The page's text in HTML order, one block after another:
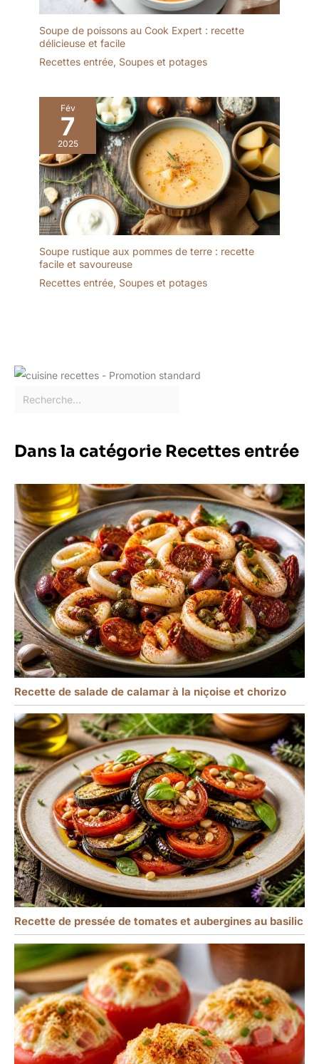
goût. La forme pratique
les rend empilables et le
trou dans la poignée
ce soit pour un usage
d'événements de
restauration, les cuillères
sont également idéales
pour présenter des
amuse-bouches, des
desserts ou des entrées.
Les cuillères à soupe
chinoises sont exquises
dans la fabrication et
peuvent être utilisées
dans différentes
maison, à l'hôtel ou au
tenir debout seules. Ils
micro-ondes, le four et le
sans cadmium et non
décoration】Ces cuillères
à ramen rétro adoptent
une technologie de
décoration, avec
différentes styles de
motifs floraux imprimés
sur la tête de la cuillère,
et entourés de bords
bruns, ne se décolorant
★【Cuillère
ensembles de cuillères à
surprendront et raviront
Soupe de poissons au Cook Expert : recette
délicieuse et facile
Recettes entrée, Soupes et potages
Fév
7
2025
Soupe rustique aux pommes de terre : recette
facile et savoureuse
Recettes entrée, Soupes et potages
Dans la catégorie Recettes entrée
Recette de salade de calamar à la niçoise et chorizo
Recette de pressée de tomates et aubergines au basilic